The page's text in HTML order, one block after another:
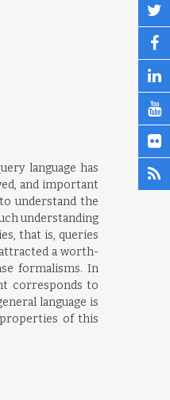
language has
and important
understand the
understanding
that is, queries
a worth-
formalisms. In
corresponds to
language is
of this